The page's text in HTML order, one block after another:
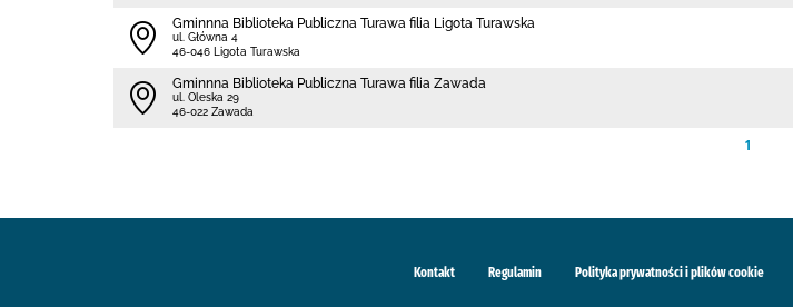
Gminnna Biblioteka Publiczna Turawa filia Ligota Turawska
ul. Główna 4
46-046 Ligota Turawska
Gminnna Biblioteka Publiczna Turawa filia Zawada
ul. Oleska 29
46-022 Zawada
1
Kontakt Regulamin Polityka prywatności i plików cookie